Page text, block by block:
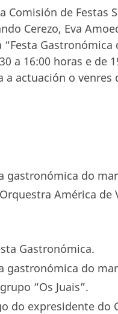
Comisión de Festas
Cerezo, Eva
a 16:00 horas e de
actuación o venres
gastronómica do
América de
Gastronómica.
gastronómica do
“Os Juais”.
do expresidente do